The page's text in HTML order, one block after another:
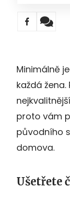
Minimálně
každá
proto vám
původního
domova.
Ušetřete